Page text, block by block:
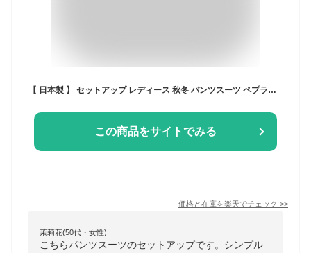
【 日本製 】 セットアップ レディース 秋冬 パンツスーツ ペプラム 七五三 卒業式 40代 30代 顔合わせ 母親 服装 50代 入学式 ママスーツ 母 フォーマル セレモニー お宮参り 【モナルーチェペプラムPOスティックPTセットアップ】＜8010S5302＞
この商品をサイトでみる
価格と在庫を楽天でチェック >>
茉莉花(50代・女性)
こちらパンツスーツのセットアップです。シンプル